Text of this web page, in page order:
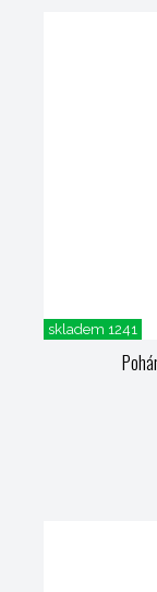
skladem 1241